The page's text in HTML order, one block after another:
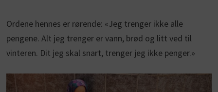
Ordene hennes er rørende: «Jeg trenger ikke alle
pengene. Alt jeg trenger er vann, brød og litt ved til
vinteren. Dit jeg skal snart, trenger jeg ikke penger.»